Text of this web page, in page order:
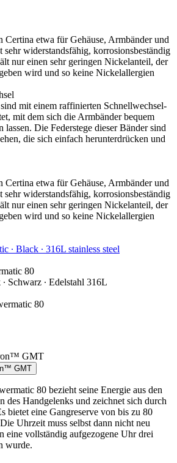
Certina etwa für Gehäuse, Armbänder und
sehr widerstandsfähig, korrosionsbeständig
nur einen sehr geringen Nickelanteil, der
wird und so keine Nickelallergien
mit einem raffinierten Schnellwechsel-
mit dem sich die Armbänder bequem
lassen. Die Federstege dieser Bänder sind
die sich einfach herunterdrücken und
Certina etwa für Gehäuse, Armbänder und
sehr widerstandsfähig, korrosionsbeständig
nur einen sehr geringen Nickelanteil, der
wird und so keine Nickelallergien
80
Schwarz ∙ Edelstahl 316L
GMT
GMT
80 bezieht seine Energie aus den
des Handgelenks und zeichnet sich durch
bietet eine Gangreserve von bis zu 80
Uhrzeit muss selbst dann nicht neu
eine vollständig aufgezogene Uhr drei
wurde.